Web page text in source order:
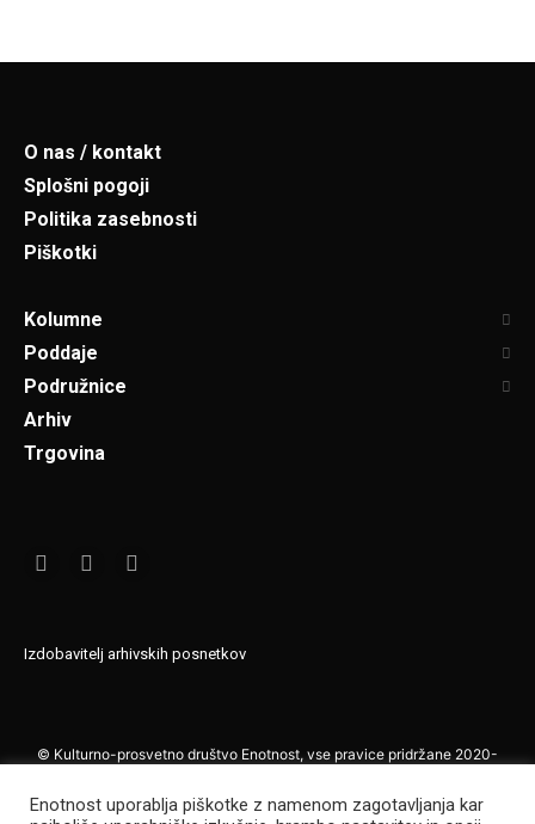
O nas / kontakt
Splošni pogoji
Politika zasebnosti
Piškotki
Kolumne
Poddaje
Podružnice
Arhiv
Trgovina
Izdobavitelj arhivskih posnetkov
© Kulturno-prosvetno društvo Enotnost, vse pravice pridržane 2020-
Vsakršno kopiranje in povzemanje vsebin, delno ali v celoti, brez izrecne,
Enotnost uporablja piškotke z namenom zagotavljanja kar